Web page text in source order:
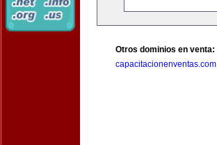
Otros dominios en venta:
capacitacionenventas.com